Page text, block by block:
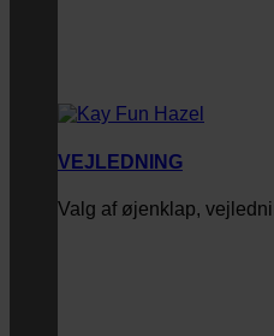
VEJLEDNING
Valg af øjenklap,